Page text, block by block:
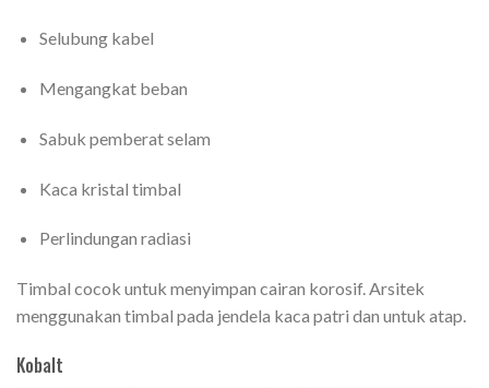
Selubung kabel
Mengangkat beban
Sabuk pemberat selam
Kaca kristal timbal
Perlindungan radiasi
Timbal cocok untuk menyimpan cairan korosif. Arsitek
menggunakan timbal pada jendela kaca patri dan untuk atap.
Kobalt